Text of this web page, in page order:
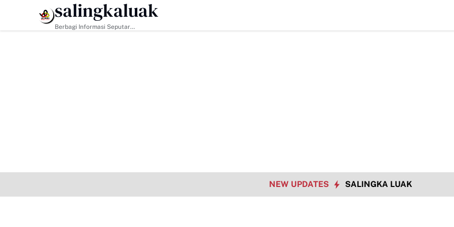
HEADLINE
salingkaluak
Berbagi Informasi Seputar
NEW UPDATES SALINGKA LUAK